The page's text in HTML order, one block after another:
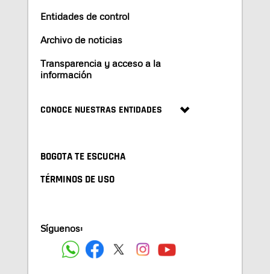
Entidades de control
Archivo de noticias
Transparencia y acceso a la
información
CONOCE NUESTRAS ENTIDADES
BOGOTA TE ESCUCHA
TÉRMINOS DE USO
Síguenos: